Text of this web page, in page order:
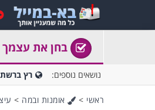
בחן את עצמך
נושאים נוספים: רץ ברשת
ראשי > אומנות ובמה >